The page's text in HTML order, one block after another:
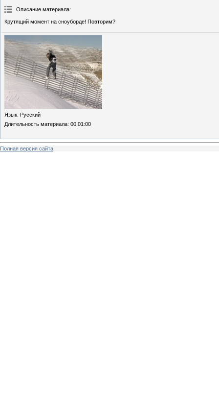
Описание материала:
Крутящий момент на сноуборде! Повторим?
Язык: Русский
Длительность материала: 00:01:00
Полная версия сайта